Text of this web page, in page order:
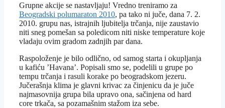
Grupne akcije se nastavljaju! Vredno treniramo za
Beogradski polumaraton 2010, pa tako ni juče, dana 7. 2.
2010. grupu nas, istrajnih ljubitelja trčanja, nije zaustavio
niti sneg pomešan sa poledicom niti niske temperature koje
vladaju ovim gradom zadnjih par dana.
Raspoloženje je bilo odlično, od samog starta i okupljanja
u kafiću ’Havana’. Popisali smo se, podelili u grupe po
tempu trčanja i rasuli korake po beogradskom jezeru.
Jučerašnja klima je glavni krivac za činjenicu da je juče
najmasovnija grupa bila upravo ona, sačinjena od hard
core trkača, sa pozamašnim stažom iza sebe.